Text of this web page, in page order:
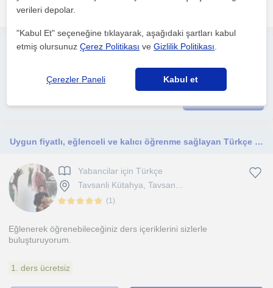
daha fazlasını gör Ücretsiz iletişime geç
Ücretsiz ilan ver
Ücretsiz bir ilan ver ve öğretmenlerin seninle iletişime geçmesini
Uygun fiyatlı, eğlenceli ve kalıcı öğrenme sağlayan Türkçe dersleri veriyorum
Yabancilar için Türkçe
Tavsanli Kütahya, Tavsan...
(1)
Eğlenerek öğrenebileceğiniz ders içeriklerini sizlerle
buluşturuyorum.
1. ders ücretsiz
verileri depolar.
"Kabul Et" seçeneğine tıklayarak, aşağıdaki şartları kabul
etmiş olursunuzÇerez Politikası veGizlilik Politikası
Çerezler Paneli Kabul et